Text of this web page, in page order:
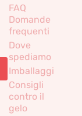
FAQ
Domande
frequenti
Dove
spediamo
Imballaggi
Consigli
contro il
gelo